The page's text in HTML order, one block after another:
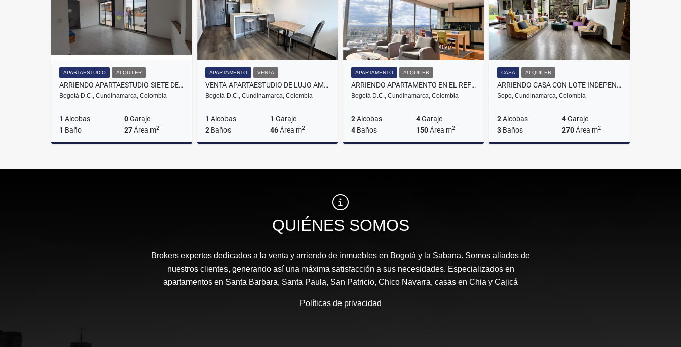
APARTAESTUDIO ALQUILER
ARRIENDO APARTAESTUDIO SIETE DE AGOSTO
Bogotá D.C., Cundinamarca, Colombia
1 Alcobas 0Garaje
1 Baño 27Área m2
$1.350.000
APARTAMENTO VENTA
VENTA APARTAESTUDIO DE LUJO AMOBLADO EN CHICO
Bogotá D.C., Cundinamarca, Colombia
1 Alcobas 1 Garaje
2 Baños 46Área m2
$635.000.000
APARTAMENTO ALQUILER
ARRIENDO APARTAMENTO EN EL REFUGIO ROSALES CHICO
Bogotá D.C., Cundinamarca, Colombia
2Alcobas 4Garaje
4 Baños 150Área m2
$10.000.000
CASA ALQUILER
ARRIENDO CASA CON LOTE INDEPENDIENTE EN KUBIK VERDE SOPO
Sopo, Cundinamarca, Colombia
2Alcobas 4Garaje
3 Baños 270Área m2
$10.570.000
QUIÉNES SOMOS
Brokers expertos dedicados a la venta y arriendo de inmuebles en Bogotá y la Sabana. Somos aliados de
nuestros clientes, generando así una máxima satisfacción a sus necesidades. Especializados en
apartamentos en Santa Barbara, Santa Paula, San Patricio, Chico Navarra, casas en Chia y Cajicá
Políticas de privacidad